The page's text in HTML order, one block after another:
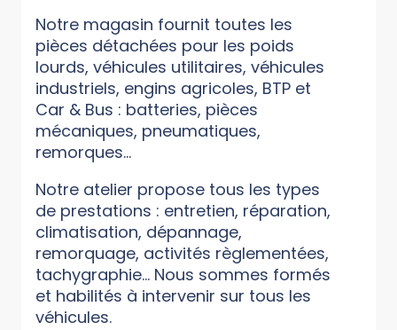
Notre magasin fournit toutes les
pièces détachées pour les poids
lourds, véhicules utilitaires, véhicules
industriels, engins agricoles, BTP et
Car & Bus : batteries, pièces
mécaniques, pneumatiques,
remorques...
Notre atelier propose tous les types
de prestations : entretien, réparation,
climatisation, dépannage,
remorquage, activités règlementées,
tachygraphie... Nous sommes formés
et habilités à intervenir sur tous les
véhicules.